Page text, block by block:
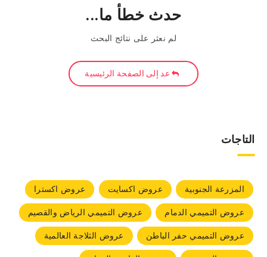
حدث خطأ ما...
لم نعثر على نتائج البحث
عد إلى الصفحة الرئيسية
التاجات
المزرعة الجنوبية عروض اكسايت
عروض اكسترا
عروض التميمي الدمام
عروض التميمي الرياض والقصيم
عروض التميمي حفر الباطن
عروض الثلاجة العالمية